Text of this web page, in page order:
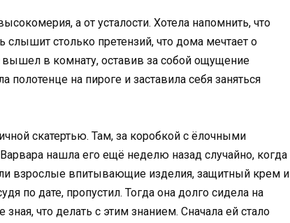
а от усталости. Хотела напомнить, что
слышит столько претензий, что дома мечтает о
в комнату, оставив за собой ощущение
полотенце на пироге и заставила себя заняться
скатертью. Там, за коробкой с ёлочными
нашла его ещё неделю назад случайно, когда
взрослые впитывающие изделия, защитный крем и
по дате, пропустил. Тогда она долго сидела на
что делать с этим знанием. Сначала ей стало